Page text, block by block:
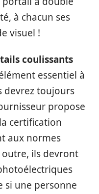
à chacun ses
visuel !
coulissants
essentiel à
devrez toujours
propose
certification
aux normes
outre, ils devront
une personne